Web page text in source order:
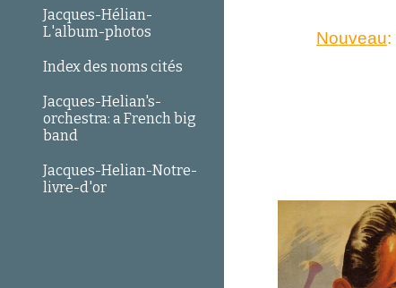
Jacques-Hélian-
L'album-photos
Index des noms cités
Jacques-Helian's-
orchestra: a French big
band
Jacques-Helian-Notre-
livre-d'or
Nouveau: